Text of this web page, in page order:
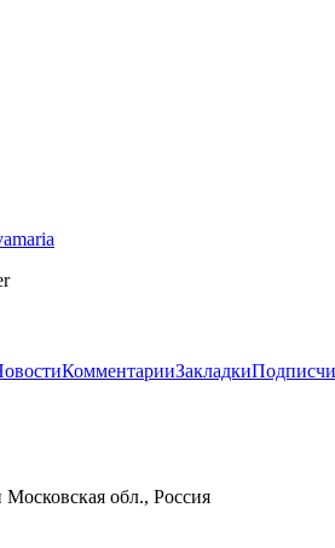
КомментарииЗакладки
обл., Россия